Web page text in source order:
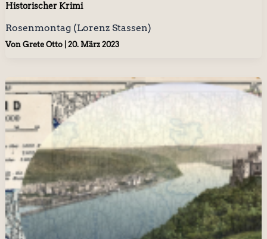
Historischer Krimi
Rosenmontag (Lorenz Stassen)
Von Grete Otto 20. März 2023